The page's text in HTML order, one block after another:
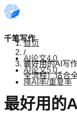
千笔写作
AI论文4.0
AI论文5.0
降AI率/重复率
首页
/
最好用的AI写
全流程）适合
最好用的